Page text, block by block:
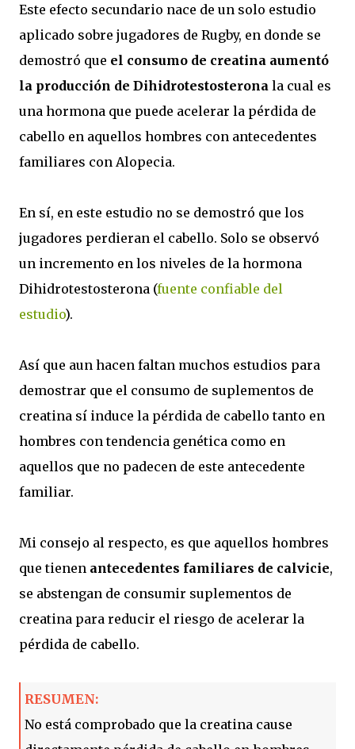
Este efecto secundario nace de un solo estudio
aplicado sobre jugadores de Rugby, en donde se
demostró que el consumo de creatina aumentó
la producción de Dihidrotestosterona la cual es
una hormona que puede acelerar la pérdida de
cabello en aquellos hombres con antecedentes
familiares con Alopecia.
En sí, en este estudio no se demostró que los
jugadores perdieran el cabello. Solo se observó
un incremento en los niveles de la hormona
Dihidrotestosterona (fuente confiable del
estudio).
Así que aun hacen faltan muchos estudios para
demostrar que el consumo de suplementos de
creatina sí induce la pérdida de cabello tanto en
hombres con tendencia genética como en
aquellos que no padecen de este antecedente
familiar.
Mi consejo al respecto, es que aquellos hombres
que tienen antecedentes familiares de calvicie,
se abstengan de consumir suplementos de
creatina para reducir el riesgo de acelerar la
pérdida de cabello.
RESUMEN:
No está comprobado que la creatina cause